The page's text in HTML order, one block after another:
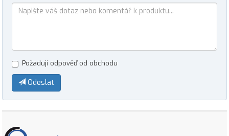
Požaduji odpověď od obchodu
Odeslat